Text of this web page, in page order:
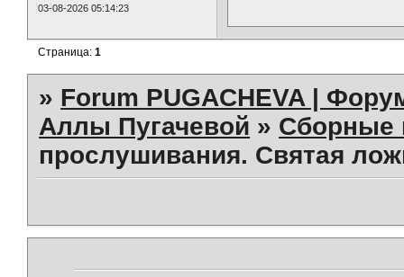
03-08-2026 05:14:23
Страница:1
» Forum PUGACHEVA |
Аллы Пугачевой » Сборные
прослушивания. Святая